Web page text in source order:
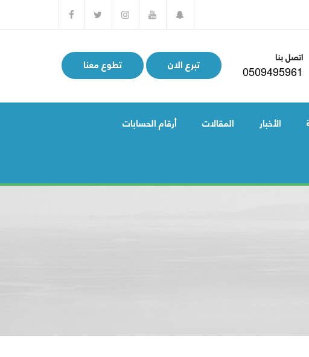
اتصل بنا
0509495961 تبرع الان تطوع معنا
الأخبار المقالات أرقام الحسابات